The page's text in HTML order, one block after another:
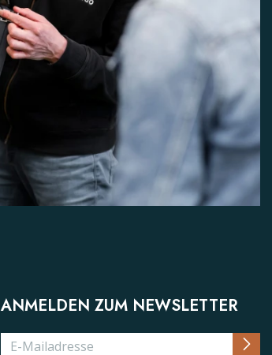
ANMELDEN ZUM NEWSLETTER